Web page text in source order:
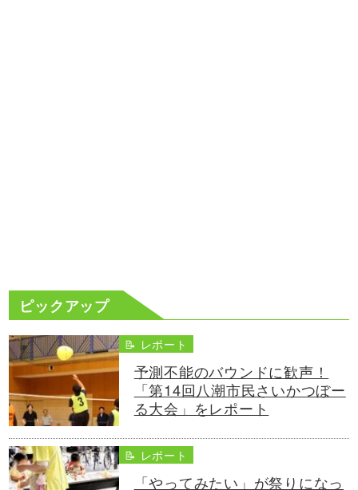
ピックアップ
📝 レポート
予測不能のバウンドに歓声！
「第14回八潮市民さいかつぼー
る大会」をレポート
📝 レポート
「やってみたい」が祭りになっ